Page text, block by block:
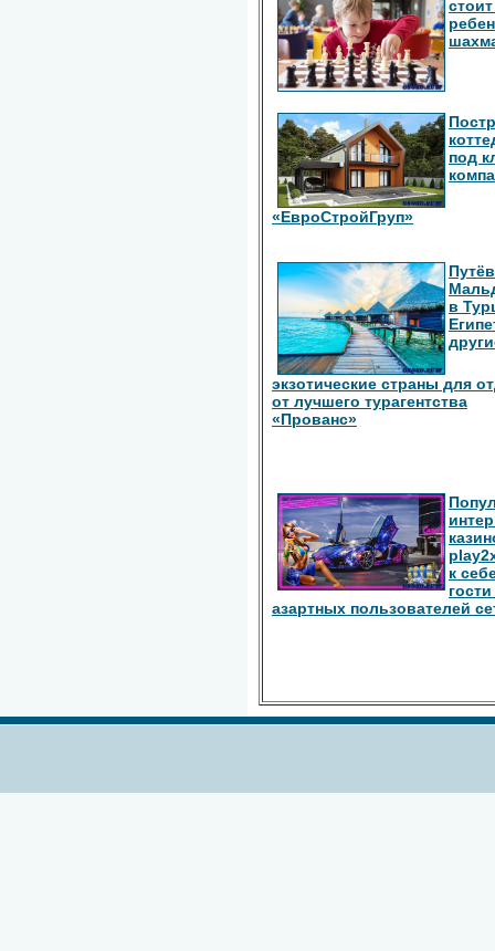
под
«ЕвроСтройГруп»
в
экзотические страны для
от лучшего турагентства
«Прованс»
к
азартных пользователей